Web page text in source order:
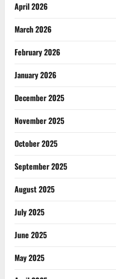
April 2026
March 2026
February 2026
January 2026
December 2025
November 2025
October 2025
September 2025
August 2025
July 2025
June 2025
May 2025